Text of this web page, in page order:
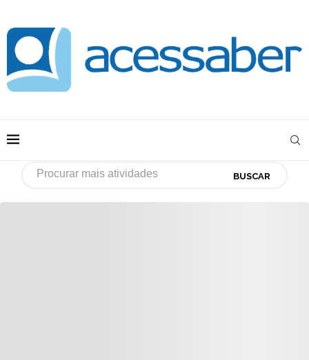
BUSCAR